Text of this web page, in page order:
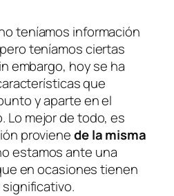
teníamos información
teníamos ciertas
embargo, hoy se ha
que
y aparte en el
Lo mejor de todo, es
provienede la misma
estamos ante una
en ocasiones tienen